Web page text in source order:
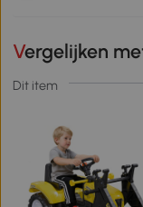
Vergelijken
Dit item